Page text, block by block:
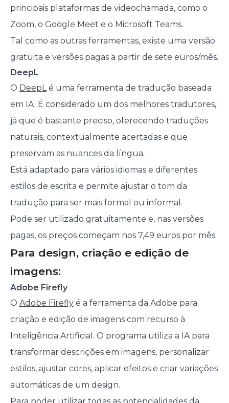
principais plataformas de videochamada, como o
Zoom, o Google Meet e o Microsoft Teams.
Tal como as outras ferramentas, existe uma versão
gratuita e versões pagas a partir de sete euros/mês.
DeepL
O DeepLé uma ferramenta de tradução baseada
em IA. É considerado um dos melhores tradutores,
já que é bastante preciso, oferecendo traduções
naturais, contextualmente acertadas e que
preservam as nuances da língua.
Está adaptado para vários idiomas e diferentes
estilos de escrita e permite ajustar o tom da
tradução para ser mais formal ou informal.
Pode ser utilizado gratuitamente e, nas versões
pagas, os preços começam nos 7,49 euros por mês.
Para design, criação e edição de
imagens:
Adobe Firefly
O Adobe Fireflyé a ferramenta da Adobe para
criação e edição de imagens com recurso à
Inteligência Artificial. O programa utiliza a IA para
transformar descrições em imagens, personalizar
estilos, ajustar cores, aplicar efeitos e criar variações
automáticas de um design.